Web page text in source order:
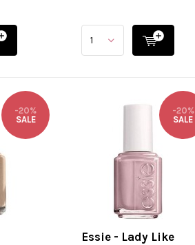
-20%
SALE
Essie - Lady Like
-20%
SALE